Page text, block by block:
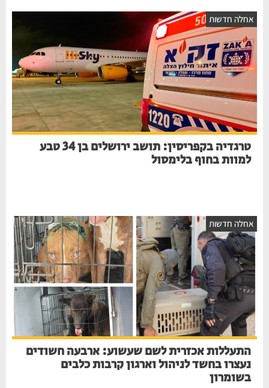
חדשות
טרגדיה בקפריסין: תושב ירושלים בן 34 טבע
למוות בחוף בלימסול
חדשות
התעללות אכזרית לשם שעשוע: ארבעה חשודים
נעצרו בחשד לניהול וארגון קרבות כלבים
בשומרון